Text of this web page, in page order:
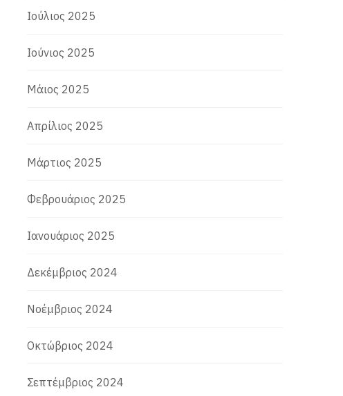
Ιούλιος 2025
Ιούνιος 2025
Μάιος 2025
Απρίλιος 2025
Μάρτιος 2025
Φεβρουάριος 2025
Ιανουάριος 2025
Δεκέμβριος 2024
Νοέμβριος 2024
Οκτώβριος 2024
Σεπτέμβριος 2024